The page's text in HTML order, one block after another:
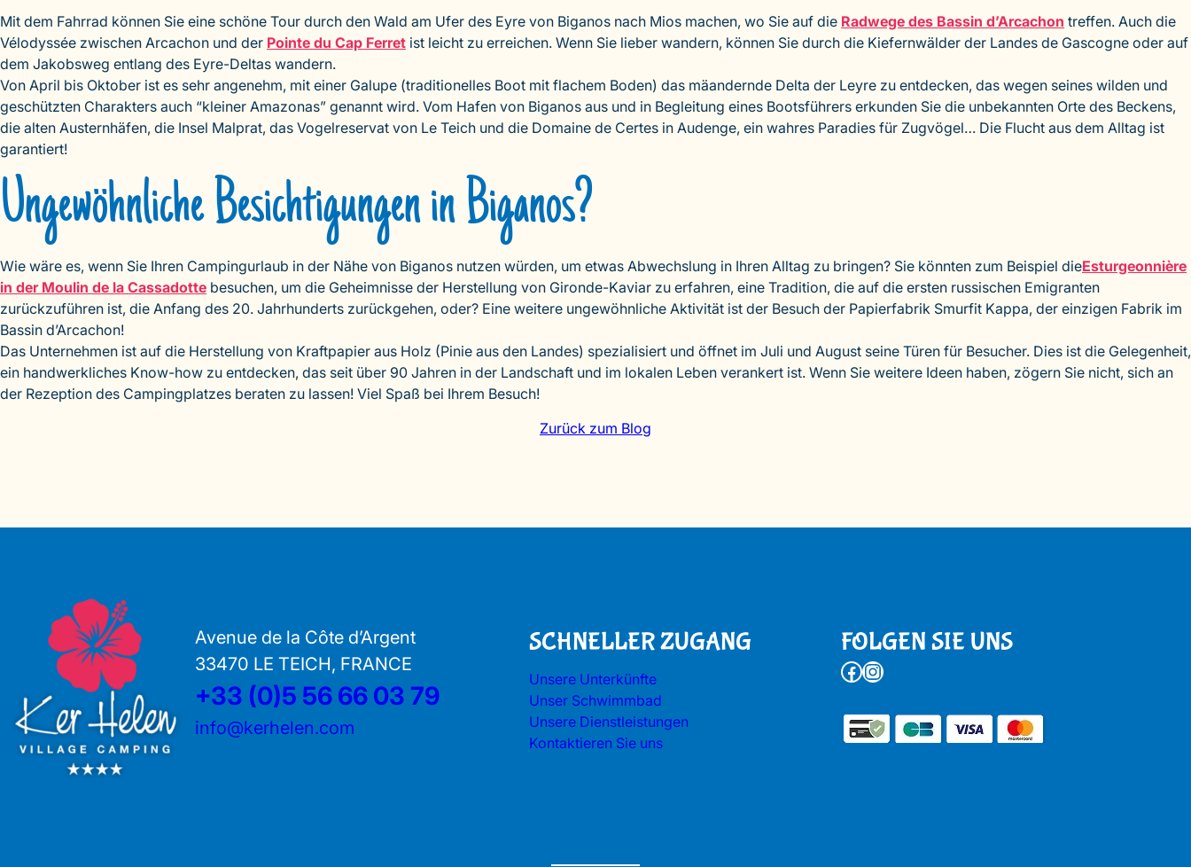
Mit dem Fahrrad können Sie eine schöne Tour durch den Wald am Ufer des Eyre von Biganos nach Mios machen, wo Sie auf die Radwege des Bassin d’Arcachon treffen. Auch die
Vélodyssée zwischen Arcachon und der Pointe du Cap Ferret ist leicht zu erreichen. Wenn Sie lieber wandern, können Sie durch die Kiefernwälder der Landes de Gascogne oder auf
dem Jakobsweg entlang des Eyre-Deltas wandern.
Von April bis Oktober ist es sehr angenehm, mit einer Galupe (traditionelles Boot mit flachem Boden) das mäandernde Delta der Leyre zu entdecken, das wegen seines wilden und
geschützten Charakters auch “kleiner Amazonas” genannt wird. Vom Hafen von Biganos aus und in Begleitung eines Bootsführers erkunden Sie die unbekannten Orte des Beckens,
die alten Austernhäfen, die Insel Malprat, das Vogelreservat von Le Teich und die Domaine de Certes in Audenge, ein wahres Paradies für Zugvögel… Die Flucht aus dem Alltag ist
garantiert!
Ungewöhnliche Besichtigungen in Biganos?
Wie wäre es, wenn Sie Ihren Campingurlaub in der Nähe von Biganos nutzen würden, um etwas Abwechslung in Ihren Alltag zu bringen? Sie könnten zum Beispiel dieEsturgeonnière
in der Moulin de la Cassadotte besuchen, um die Geheimnisse der Herstellung von Gironde-Kaviar zu erfahren, eine Tradition, die auf die ersten russischen Emigranten
zurückzuführen ist, die Anfang des 20. Jahrhunderts zurückgehen, oder? Eine weitere ungewöhnliche Aktivität ist der Besuch der Papierfabrik Smurfit Kappa, der einzigen Fabrik im
Bassin d’Arcachon!
Das Unternehmen ist auf die Herstellung von Kraftpapier aus Holz (Pinie aus den Landes) spezialisiert und öffnet im Juli und August seine Türen für Besucher. Dies ist die Gelegenheit,
ein handwerkliches Know-how zu entdecken, das seit über 90 Jahren in der Landschaft und im lokalen Leben verankert ist. Wenn Sie weitere Ideen haben, zögern Sie nicht, sich an
der Rezeption des Campingplatzes beraten zu lassen! Viel Spaß bei Ihrem Besuch!
Zurück zum Blog
Avenue de la Côte d’Argent
33470 LE TEICH, FRANCE
+33 (0)5 56 66 03 79
info@kerhelen.com
SCHNELLER ZUGANG
Unsere Unterkünfte
Unser Schwimmbad
Unsere Dienstleistungen
Kontaktieren Sie uns
FOLGEN SIE UNS
Facebook Instagram